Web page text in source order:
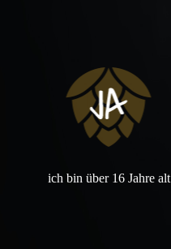
ich bin über 16 Jahre alt